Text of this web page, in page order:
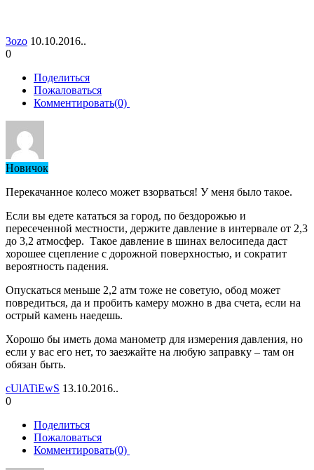
3ozo 10.10.2016..
0
Поделиться
Пожаловаться
Комментировать(0)
Новичок
Перекачанное колесо может взорваться! У меня было такое.
Если вы едете кататься за город, по бездорожью и
пересеченной местности, держите давление в интервале от 2,3
до 3,2 атмосфер. Такое давление в шинах велосипеда даст
хорошее сцепление с дорожной поверхностью, и сократит
вероятность падения.
Опускаться меньше 2,2 атм тоже не советую, обод может
повредиться, да и пробить камеру можно в два счета, если на
острый камень наедешь.
Хорошо бы иметь дома манометр для измерения давления, но
если у вас его нет, то заезжайте на любую заправку – там он
обязан быть.
cUlATiEwS 13.10.2016..
0
Поделиться
Пожаловаться
Комментировать(0)